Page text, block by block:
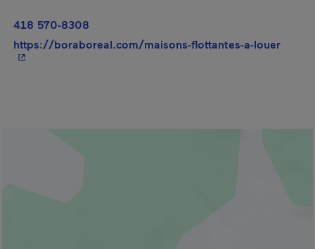
418 570-8308
https://boraboreal.com/maisons-flottantes-a-louer- Cet